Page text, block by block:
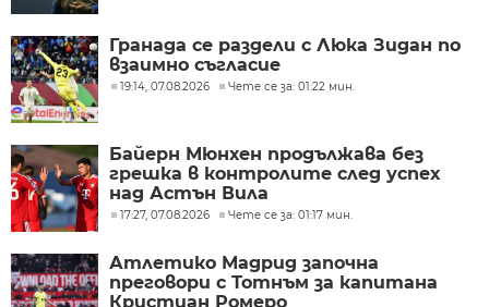
Гранада се раздели с Люка Зидан по
взаимно съгласие
19:14, 07.08.2026 Чете се за: 01:22 мин.
Байерн Мюнхен продължава без
грешка в контролите след успех
над Астън Вила
17:27, 07.08.2026 Чете се за: 01:17 мин.
Атлетико Мадрид започна
преговори с Тотнъм за капитана
Кристиан Ромеро